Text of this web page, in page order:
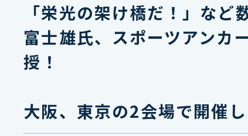
「栄光の架け橋だ！」な
富士雄氏、スポーツアンカ
授！
大阪、東京の2会場で開催し